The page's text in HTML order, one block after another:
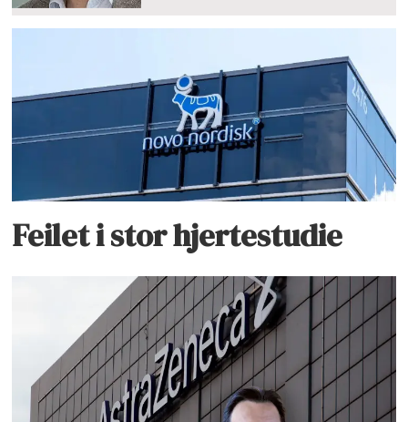
Feilet i stor hjertestudie